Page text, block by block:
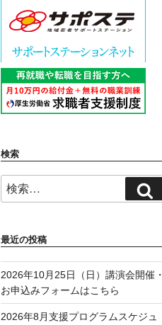
検索
検
索:
最近の投稿
2026年10月25日（日）講演会開催・
お申込みフォームはこちら
2026年8月支援プログラムスケジュ